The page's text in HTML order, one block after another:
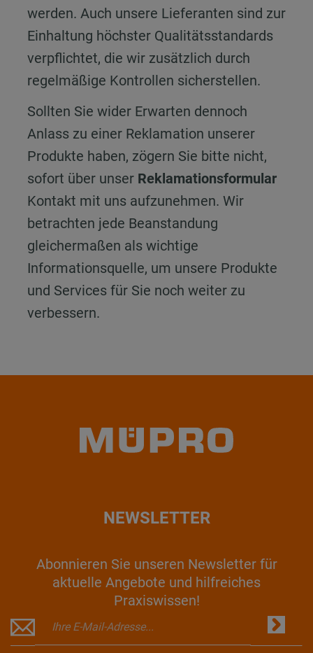
werden. Auch unsere Lieferanten sind zur
Einhaltung höchster Qualitätsstandards
verpflichtet, die wir zusätzlich durch
regelmäßige Kontrollen sicherstellen.
Sollten Sie wider Erwarten dennoch
Anlass zu einer Reklamation unserer
Produkte haben, zögern Sie bitte nicht,
sofort über unser Reklamationsformular
Kontakt mit uns aufzunehmen. Wir
betrachten jede Beanstandung
gleichermaßen als wichtige
Informationsquelle, um unsere Produkte
und Services für Sie noch weiter zu
verbessern.
NEWSLETTER
Abonnieren Sie unseren Newsletter für
aktuelle Angebote und hilfreiches
Praxiswissen!